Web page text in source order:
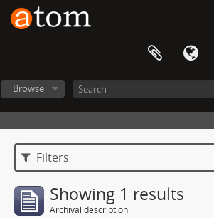
Browse
Filters
Showing 1 results
Archival description